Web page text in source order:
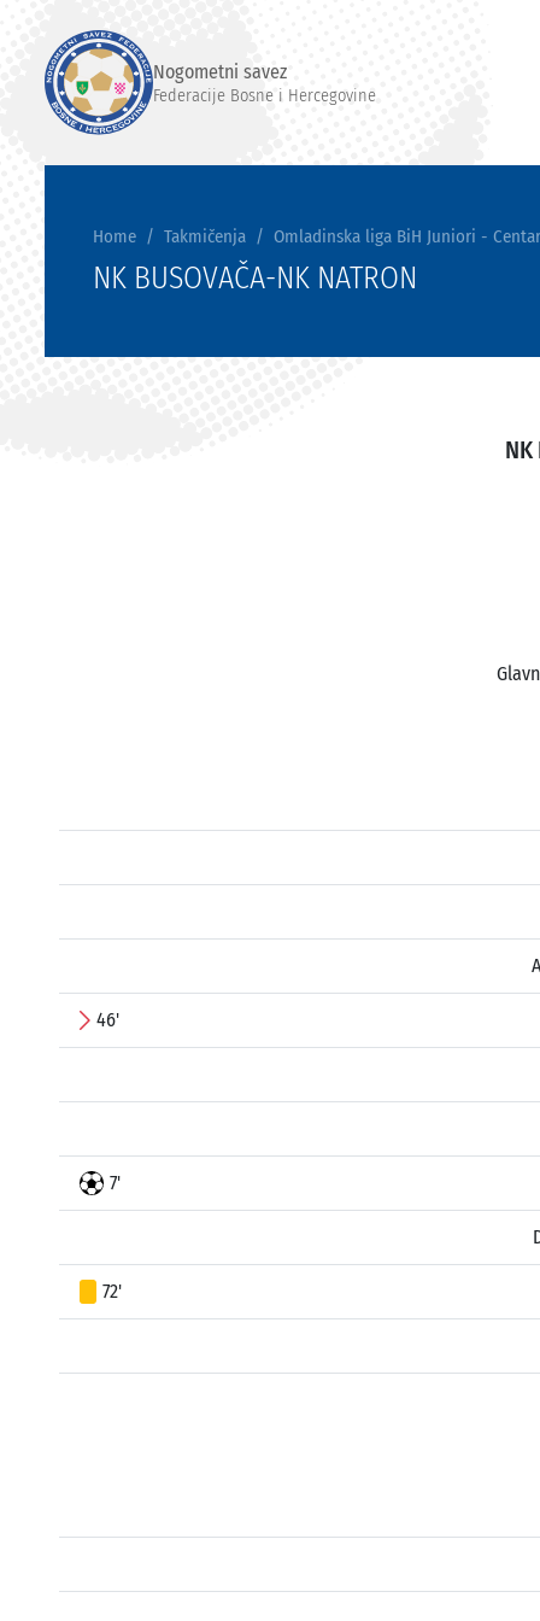
Nogometni savez
Federacije Bosne i Hercegovine
Home Takmičenja Omladinska liga BiH Juniori -
NK BUSOVAČA-NK NATRON
NK
46'
7'
72'